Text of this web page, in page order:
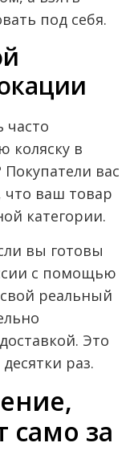
под себя.
часто
коляску в
Покупатели вас
что ваш товар
категории.
вы готовы
с помощью
реальный
Это
раз.
само за